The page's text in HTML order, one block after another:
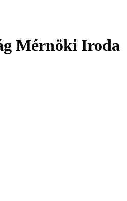
Mérnöki Iroda